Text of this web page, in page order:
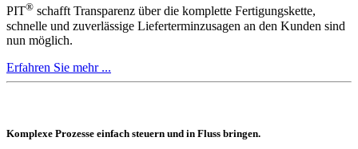
PIT® schafft Transparenz über die komplette Fertigungskette,
schnelle und zuverlässige Lieferterminzusagen an den Kunden sind
nun möglich.
Erfahren Sie mehr ...
Komplexe Prozesse einfach steuern und in Fluss bringen.